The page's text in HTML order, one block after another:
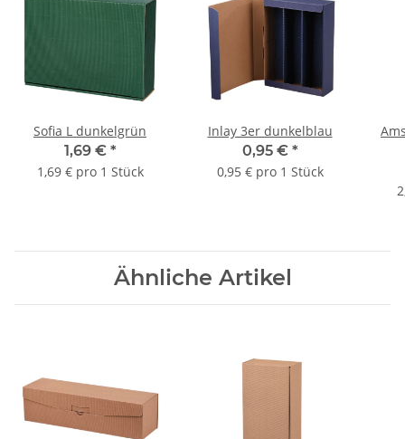
Sofia L dunkelgrün
1,69 € *
1,69 € pro 1 Stück
Inlay 3er dunkelblau
0,95 € *
0,95 € pro 1 Stück
Ähnliche Artikel